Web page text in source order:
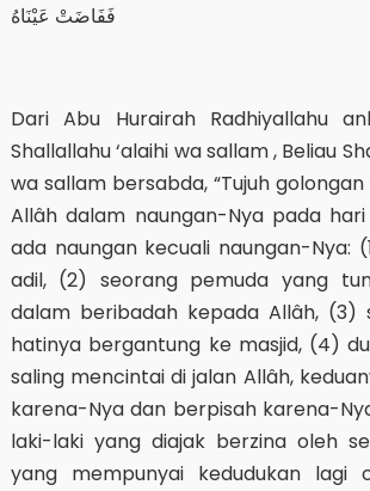
فَفَاضَتْ عَيْنَاهُ
Dari Abu Hurairah Radhiyallahu
Shallallahu ‘alaihi wa sallam , Beliau
wa sallam bersabda, “Tujuh
Allâh dalam naungan-Nya pada
ada naungan kecuali naungan-Nya:
adil, (2) seorang pemuda yang
dalam beribadah kepada Allâh, (3)
hatinya bergantung ke masjid, (4)
saling mencintai di jalan Allâh,
karena-Nya dan berpisah karena-
laki-laki yang diajak berzina oleh
yang mempunyai kedudukan lagi